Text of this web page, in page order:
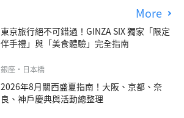
More
東京旅行絕不可錯過！GINZA SIX 獨家「限定
伴手禮」與「美食體驗」完全指南
銀座・日本橋
2026年8月關西盛夏指南！大阪、京都、奈
良、神戶慶典與活動總整理